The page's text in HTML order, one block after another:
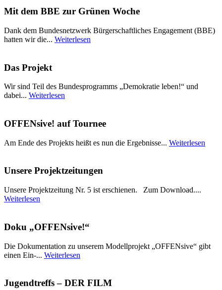
Mit dem BBE zur Grünen Woche
Dank dem Bundesnetzwerk Bürgerschaftliches Engagement (BBE)
hatten wir die... Weiterlesen
Das Projekt
Wir sind Teil des Bundesprogramms „Demokratie leben!“ und
dabei... Weiterlesen
OFFENsive! auf Tournee
Am Ende des Projekts heißt es nun die Ergebnisse... Weiterlesen
Unsere Projektzeitungen
Unsere Projektzeitung Nr. 5 ist erschienen. Zum Download....
Weiterlesen
Doku „OFFENsive!“
Die Dokumentation zu unserem Modellprojekt „OFFENsive“ gibt
einen Ein-... Weiterlesen
Jugendtreffs – DER FILM